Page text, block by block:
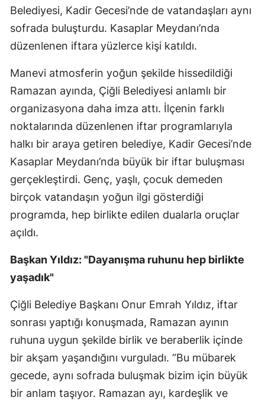
Belediyesi, Kadir Gecesi’nde de vatandaşları aynı
sofrada buluşturdu. Kasaplar Meydanı’nda
düzenlenen iftara yüzlerce kişi katıldı.
Manevi atmosferin yoğun şekilde hissedildiği
Ramazan ayında, Çiğli Belediyesi anlamlı bir
organizasyona daha imza attı. İlçenin farklı
noktalarında düzenlenen iftar programlarıyla
halkı bir araya getiren belediye, Kadir Gecesi’nde
Kasaplar Meydanı’nda büyük bir iftar buluşması
gerçekleştirdi. Genç, yaşlı, çocuk demeden
birçok vatandaşın yoğun ilgi gösterdiği
programda, hep birlikte edilen dualarla oruçlar
açıldı.
Başkan Yıldız: "Dayanışma ruhunu hep birlikte
yaşadık"
Çiğli Belediye Başkanı Onur Emrah Yıldız, iftar
sonrası yaptığı konuşmada, Ramazan ayının
ruhuna uygun şekilde birlik ve beraberlik içinde
bir akşam yaşandığını vurguladı. “Bu mübarek
gecede, aynı sofrada buluşmak bizim için büyük
bir anlam taşıyor. Ramazan ayı, kardeşlik ve